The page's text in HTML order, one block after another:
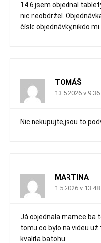
14.6 jsem objednal
nic neobdržel.
číslo objednávky,nikdo
TOMÁŠ
13.5.2026 v 9:36
Nic nekupujte,jsou to
MARTINA
1.5.2026 v 13:48
Já objednala mamce ba
tomu co bylo na videu
kvalita batohu.